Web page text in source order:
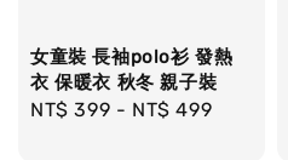
女童裝 長袖polo衫 發熱
衣 保暖衣 秋冬 親子裝
Regular
NT$ 399 - NT$ 499